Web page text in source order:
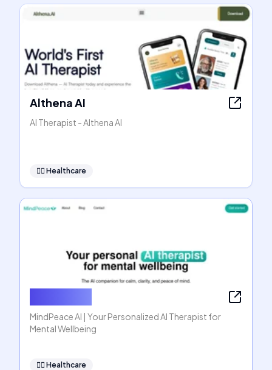
Althena AI
AI Therapist - Althena AI
👩‍⚕️ Healthcare
MindPeace AI | Your Personalized AI Therapist for
Mental Wellbeing
👩‍⚕️ Healthcare